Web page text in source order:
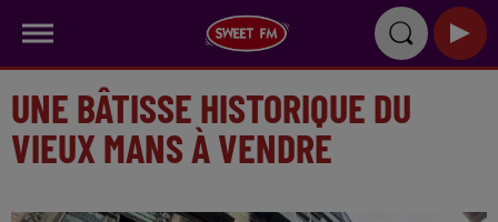
UNE BÂTISSE HISTORIQUE DU
VIEUX MANS À VENDRE